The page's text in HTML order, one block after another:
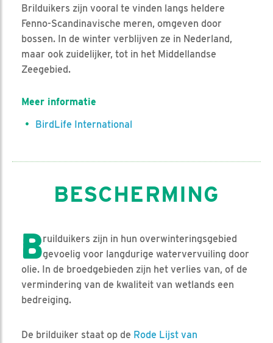
Brilduikers zijn vooral te vinden langs heldere
Fenno-Scandinavische meren, omgeven door
bossen. In de winter verblijven ze in Nederland,
maar ook zuidelijker, tot in het Middellandse
Zeegebied.
Meer informatie
BirdLife International
BESCHERMING
Bruilduikers zijn in hun overwinteringsgebied
gevoelig voor langdurige watervervuiling door
olie. In de broedgebieden zijn het verlies van, of de
vermindering van de kwaliteit van wetlands een
bedreiging.
De brilduiker staat op de Rode Lijst van